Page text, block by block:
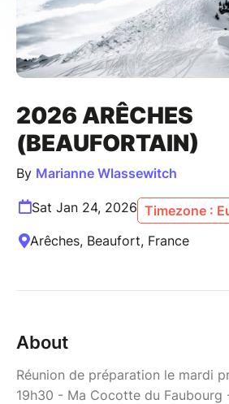
2026 ARÊCHES
(BEAUFORTAIN)
By Marianne Wlassewitch
Sat Jan 24, 2026 Timezone :
Arêches, Beaufort, France
About
Réunion de préparation le mardi
19h30 - Ma Cocotte du Faubourg